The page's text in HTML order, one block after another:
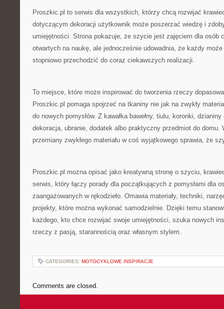
Proszkic.pl to serwis dla wszystkich, którzy chcą rozwijać
dotyczącym dekoracji użytkownik może poszerzać wiedzę i
umiejętności. Strona pokazuje, że szycie jest zajęciem dla osób
otwartych na naukę, ale jednocześnie udowadnia, że każdy
stopniowo przechodzić do coraz ciekawszych realizacji.
To miejsce, które może inspirować do tworzenia rzeczy
Proszkic.pl pomaga spojrzeć na tkaniny nie jak na zwykły
do nowych pomysłów. Z kawałka bawełny, tiulu, koronki,
dekoracja, ubranie, dodatek albo praktyczny przedmiot do domu.
przemiany zwykłego materiału w coś wyjątkowego sprawia, że
Proszkic.pl można opisać jako kreatywną stronę o szyciu,
serwis, który łączy porady dla początkujących z pomysłami dla
zaangażowanych w rękodzieło. Omawia materiały, techniki,
projekty, które można wykonać samodzielnie. Dzięki temu
każdego, kto chce rozwijać swoje umiejętności, szuka nowych
rzeczy z pasją, starannością oraz własnym stylem.
CATEGORIES: MOTOCYKLOWE INSPIRACJE
Comments are closed.